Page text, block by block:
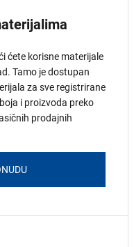
ćete korisne materijale
Tamo je dostupan
za sve registrirane
i proizvoda preko
prodajnih